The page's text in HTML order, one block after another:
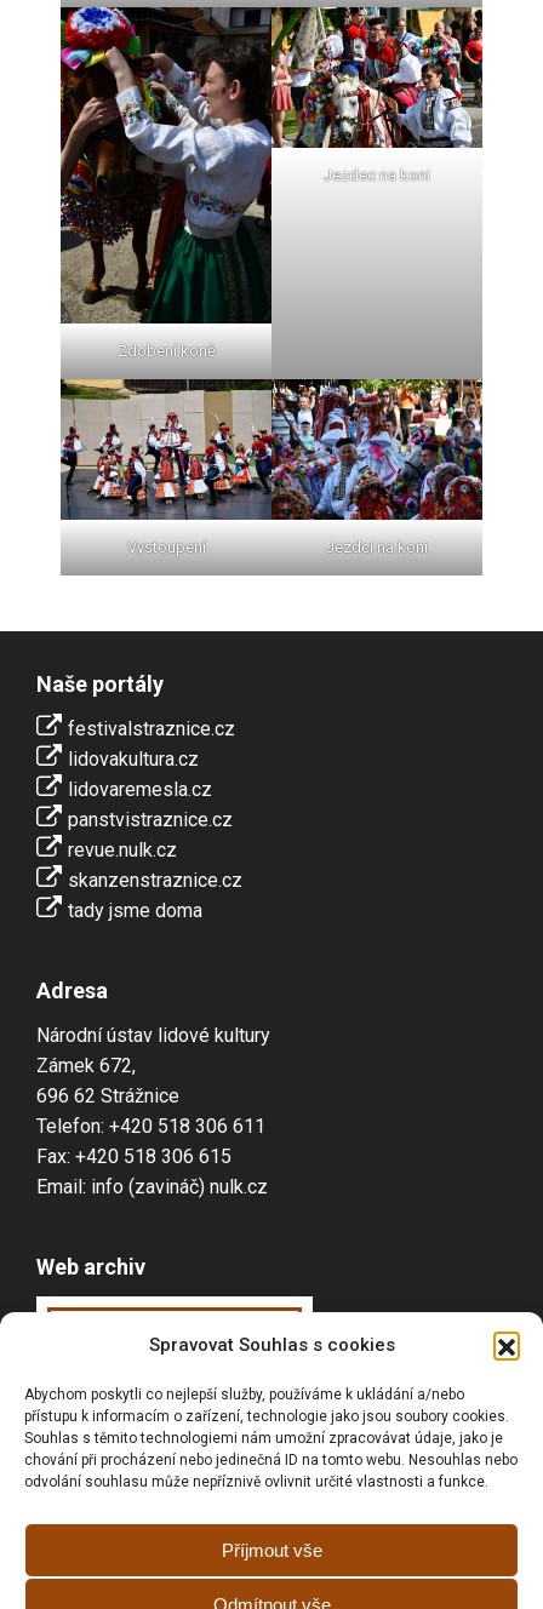
Spravovat Souhlas s cookies
Abychom poskytli co nejlepší služby, používáme k ukládání a/nebo
přístupu k informacím o zařízení, technologie jako jsou soubory cookies.
Souhlas s těmito technologiemi nám umožní zpracovávat údaje, jako je
chování při procházení nebo jedinečná ID na tomto webu. Nesouhlas nebo
odvolání souhlasu může nepříznivě ovlivnit určité vlastnosti a funkce.
Příjmout vše
Odmítnout vše
Zdobení koně
Jezdec na koni
Vystoupení Jezdci na koni
Naše portály
festivalstraznice.cz
lidovakultura.cz
lidovaremesla.cz
panstvistraznice.cz
revue.nulk.cz
skanzenstraznice.cz
tady jsme doma
Adresa
Národní ústav lidové kultury
Zámek 672,
696 62 Strážnice
Telefon: +420 518 306 611
Fax: +420 518 306 615
Email: info (zavináč) nulk.cz
Web archiv
Webarchivováno
ČR
Vyhledávání